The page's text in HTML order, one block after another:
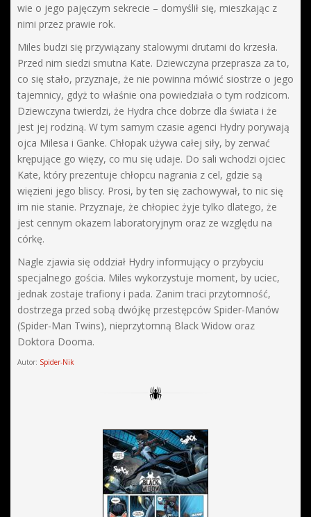
wie o jego pajęczym sekrecie – domyślił się, mieszkając z
nimi przez prawie rok.
Miles budzi się przywiązany stalowymi drutami do krzesła.
Przed nim siedzi smutna Kate. Dziewczyna przeprasza za to,
co się stało, przyznaje, że nie powinna mówić siostrze o jego
tajemnicy, gdyż to właśnie ona powiedziała o tym rodzicom.
Dziewczyna twierdzi, że Hydra chce dobrze dla świata i że
jest jej rodziną. W tym samym czasie agenci Hydry porywają
ojca Milesa i Ganke. Chłopak używa całej siły, by zerwać
krępujące go więzy, co mu się udaje. Do sali wchodzi ojciec
Kate, który prezentuje chłopcu nagrania z cel, gdzie są
więzieni jego bliscy. Prosi, by ten się zachowywał, to nic się
im nie stanie. Przyznaje, że chłopiec żyje tylko dlatego, że
jest cennym okazem laboratoryjnym oraz ze względu na
córkę.
Nagle zjawia się oddział Hydry informujący o przybyciu
specjalnego gościa. Miles wykorzystuje moment, by uciec,
jednak zostaje trafiony i pada. Zanim traci przytomność,
dostrzega przed sobą dwójkę przestępców Spider-Manów
(Spider-Man Twins), nieprzytomną Black Widow oraz
Doktora Dooma.
Autor: Spider-Nik